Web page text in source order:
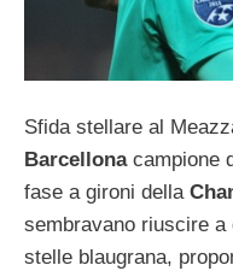
Sfida stellare al
Barcellonacampione
fase a gironi della
sembravano riuscire
stelle blaugrana,